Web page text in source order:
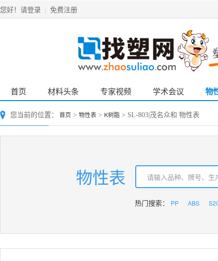
您好！ 请登录 免费注册
首页 材料头条 专家视频 学术会议 物
您当前的位置： 首页 > 物性表 > K树脂 > SL-803|茂名众和 物性表
物性表
热门搜索： PP ABS